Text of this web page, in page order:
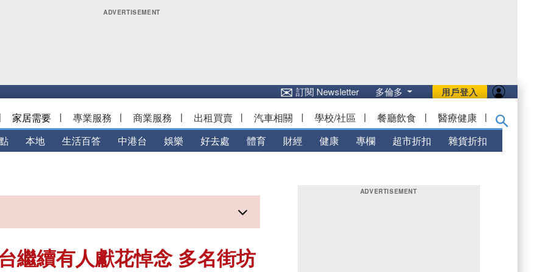
用戶登入
✉訂閱 Newsletter 多倫多
| 家居需要 | 專業服務 | 商業服務 | 出租買賣 | 汽車相關 | 學校/社區 | 餐廳飲食 | 醫療健康 |
本地 生活百答 中港台 娛樂 好去處 體育 財經 健康 專欄 超市折扣 雜貨折扣
繼續有人獻花悼念 多名街坊